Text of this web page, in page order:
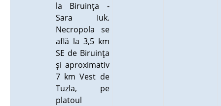
la Biruinţa -
Sara Iuk.
Necropola se
află la 3,5 km
SE de Biruinţa
şi aproximativ
7 km Vest de
Tuzla, pe
platoul